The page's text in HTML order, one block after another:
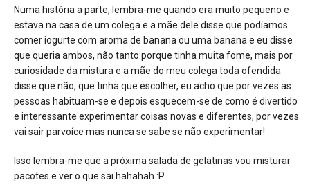
Numa história a parte, lembra-me quando era muito pequeno e
estava na casa de um colega e a mãe dele disse que podíamos
comer iogurte com aroma de banana ou uma banana e eu disse
que queria ambos, não tanto porque tinha muita fome, mais por
curiosidade da mistura e a mãe do meu colega toda ofendida
disse que não, que tinha que escolher, eu acho que por vezes as
pessoas habituam-se e depois esquecem-se de como é divertido
e interessante experimentar coisas novas e diferentes, por vezes
vai sair parvoíce mas nunca se sabe se não experimentar!
Isso lembra-me que a próxima salada de gelatinas vou misturar
pacotes e ver o que sai hahahah :P